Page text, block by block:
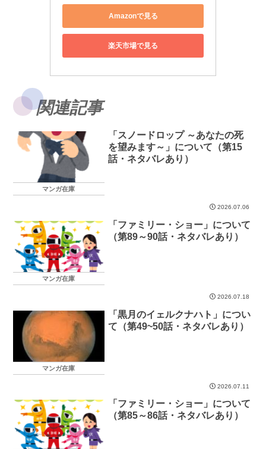
Amazonで見る
楽天市場で見る
関連記事
マンガ在庫
「スノードロップ ～あなたの死
を望みます～」について（第15
話・ネタバレあり）
2026.07.06
マンガ在庫
「ファミリー・ショー」について
（第89～90話・ネタバレあり）
2026.07.18
マンガ在庫
「黒月のイェルクナハト」につい
て（第49~50話・ネタバレあり）
2026.07.11
「ファミリー・ショー」について
（第85～86話・ネタバレあり）